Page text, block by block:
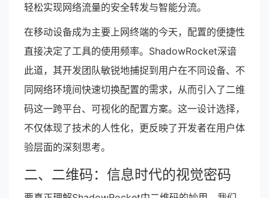
轻松实现网络流量的安全转发与智能分流。
在移动设备成为主要上网终端的今天，配置的便捷性
直接决定了工具的使用频率。ShadowRocket深谙
此道，其开发团队敏锐地捕捉到用户在不同设备、不
同网络环境间快速切换配置的需求，从而引入了二维
码这一跨平台、可视化的配置方案。这一设计选择，
不仅体现了技术的人性化，更反映了开发者在用户体
验层面的深刻思考。
二、二维码：信息时代的视觉密码